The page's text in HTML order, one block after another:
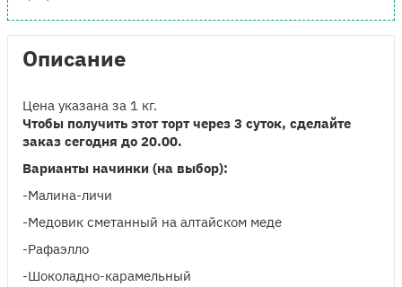
Описание
Цена указана за 1 кг.
Чтобы получить этот торт через 3 суток, сделайте
заказ сегодня до 20.00.
Варианты начинки (на выбор):
-Малина-личи
-Медовик сметанный на алтайском меде
-Рафаэлло
-Шоколадно-карамельный